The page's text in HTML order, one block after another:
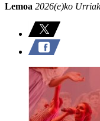
Lemoa 2026(e)ko